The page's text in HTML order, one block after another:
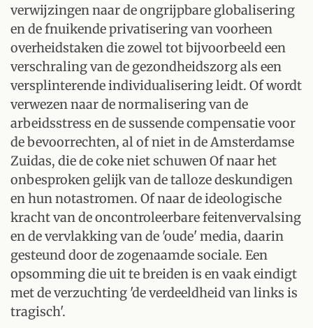
verwijzingen naarde ongrijpbare globalisering
en de fnuikende privatisering van voorheen
overheidstaken die zowel tot bijvoorbeeld een
verschraling van de gezondheidszorg als een
versplinterende individualisering leidt. Of wordt
verwezen naar de normalisering van de
arbeidsstress en de sussende compensatie voor
de bevoorrechten, al of niet in de Amsterdamse
Zuidas, die de coke niet schuwen Of naar het
onbesproken gelijk van de talloze deskundigen
en hun notastromen. Of naar de ideologische
kracht van de oncontroleerbare feitenvervalsing
en de vervlakking van de 'oude' media, daarin
gesteund door de zogenaamde sociale. Een
opsomming die uit te breiden is en vaak eindigt
met de verzuchting 'de verdeeldheid van links is
tragisch'.